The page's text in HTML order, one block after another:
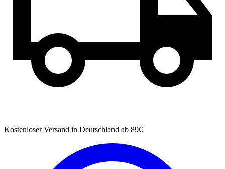
Kostenloser Versand in Deutschland ab 89€